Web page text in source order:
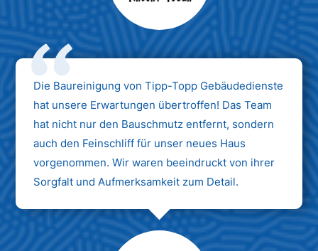
Max Mustermann
Unternehmen AG
Die Baureinigung von Tipp-Topp Gebäudedienste
hat unsere Erwartungen übertroffen! Das Team
hat nicht nur den Bauschmutz entfernt, sondern
auch den Feinschliff für unser neues Haus
vorgenommen. Wir waren beeindruckt von ihrer
Sorgfalt und Aufmerksamkeit zum Detail.